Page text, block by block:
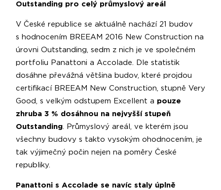
Outstanding pro celý průmyslový areál
V České republice se aktuálně nachází 21 budov
s hodnocením BREEAM 2016 New Construction na
úrovni Outstanding, sedm z nich je ve společném
portfoliu Panattoni a Accolade. Dle statistik
dosáhne převážná většina budov, které projdou
certifikací BREEAM New Construction, stupně Very
Good, s velkým odstupem Excellent a pouze
zhruba 3 % dosáhnou na nejvyšší stupeň
Outstanding. Průmyslový areál, ve kterém jsou
všechny budovy s takto vysokým ohodnocením, je
tak výjimečný počin nejen na poměry České
republiky.
Panattoni s Accolade se navíc staly úplně